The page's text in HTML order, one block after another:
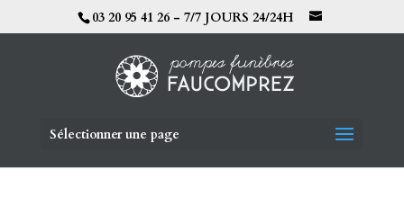
03 20 95 41 26 - 7/7 JOURS 24/24H
Sélectionner une page